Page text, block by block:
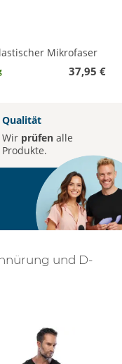
Mikrofaser
37,95 €
Qualität
Wir prüfen alle
Produkte.
und D-